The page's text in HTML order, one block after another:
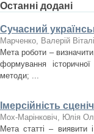
Останні додані
Сучасний
Марченко, Валерій
Мета роботи –
формування
методи; ...
Імерсійність
Мох-Марінковіч, Юлія
Мета статті – виявити